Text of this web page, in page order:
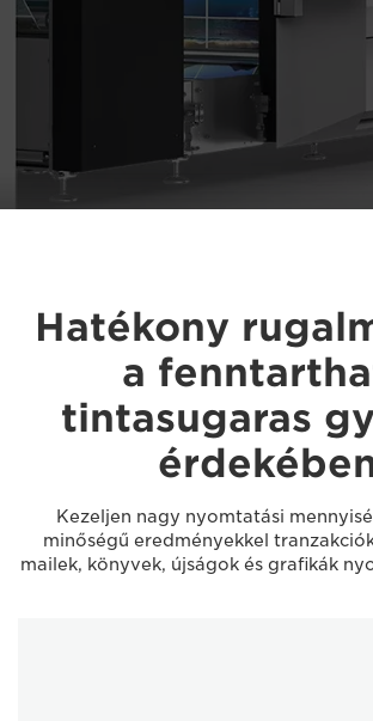
Hatékony
a
tintasugaras
Kezeljen nagy nyomtatási
minőségű eredményekkel
mailek, könyvek, újságok és grafikák